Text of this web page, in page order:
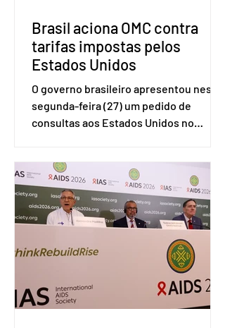
Brasil aciona OMC contra
tarifas impostas pelos
Estados Unidos
O governo brasileiro apresentou nesta
segunda-feira (27) um pedido de
consultas aos Estados Unidos no
(OMC), contestando duas medidas
tarifárias adotadas pelo país norte-
americano com base na Seção 301 da
Lei de Comércio de 1974. Segundo nota
divulgada pelo Ministério das Relações
Exteriores, o Brasil considera que as
incompatíveis com as obrigações
assumidas pelos Estados Unid